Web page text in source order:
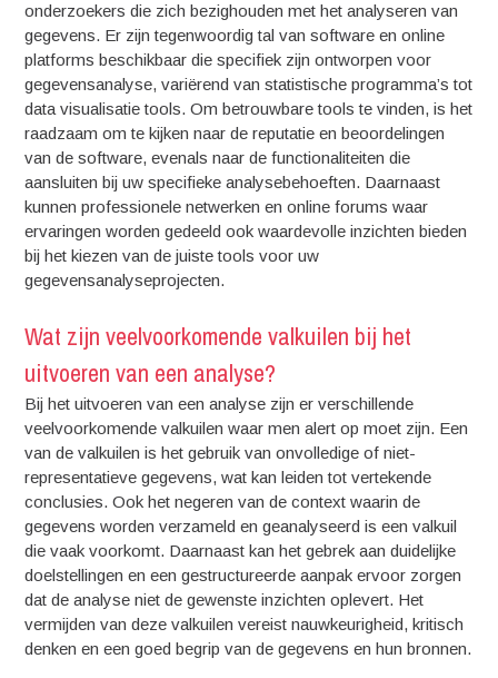
onderzoekers die zich bezighouden met het analyseren van
gegevens. Er zijn tegenwoordig tal van software en online
platforms beschikbaar die specifiek zijn ontworpen voor
gegevensanalyse, variërend van statistische programma’s tot
data visualisatie tools. Om betrouwbare tools te vinden, is het
raadzaam om te kijken naar de reputatie en beoordelingen
van de software, evenals naar de functionaliteiten die
aansluiten bij uw specifieke analysebehoeften. Daarnaast
kunnen professionele netwerken en online forums waar
ervaringen worden gedeeld ook waardevolle inzichten bieden
bij het kiezen van de juiste tools voor uw
gegevensanalyseprojecten.
Wat zijn veelvoorkomende valkuilen bij het
uitvoeren van een analyse?
Bij het uitvoeren van een analyse zijn er verschillende
veelvoorkomende valkuilen waar men alert op moet zijn. Een
van de valkuilen is het gebruik van onvolledige of niet-
representatieve gegevens, wat kan leiden tot vertekende
conclusies. Ook het negeren van de context waarin de
gegevens worden verzameld en geanalyseerd is een valkuil
die vaak voorkomt. Daarnaast kan het gebrek aan duidelijke
doelstellingen en een gestructureerde aanpak ervoor zorgen
dat de analyse niet de gewenste inzichten oplevert. Het
vermijden van deze valkuilen vereist nauwkeurigheid, kritisch
denken en een goed begrip van de gegevens en hun bronnen.